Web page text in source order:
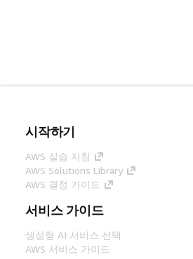
시작하기
AWS 실습 지침
AWS Solutions Library
AWS 결정 가이드
서비스 가이드
생성형 AI 서비스 선택
AWS 서비스 가이드